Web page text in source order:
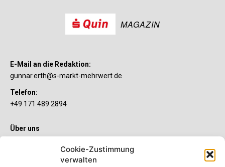
Cookie-Zustimmung
verwalten
MAGAZIN
E-Mail an die Redaktion:
gunnar.erth@s-markt-mehrwert.de
Telefon:
+49 171 489 2894
Über uns
Sie wollen mehr als ein gewöhnliches Girokonto? Dann ist unser
S-Quin Konto genau das Richtige für Sie. Die beiden